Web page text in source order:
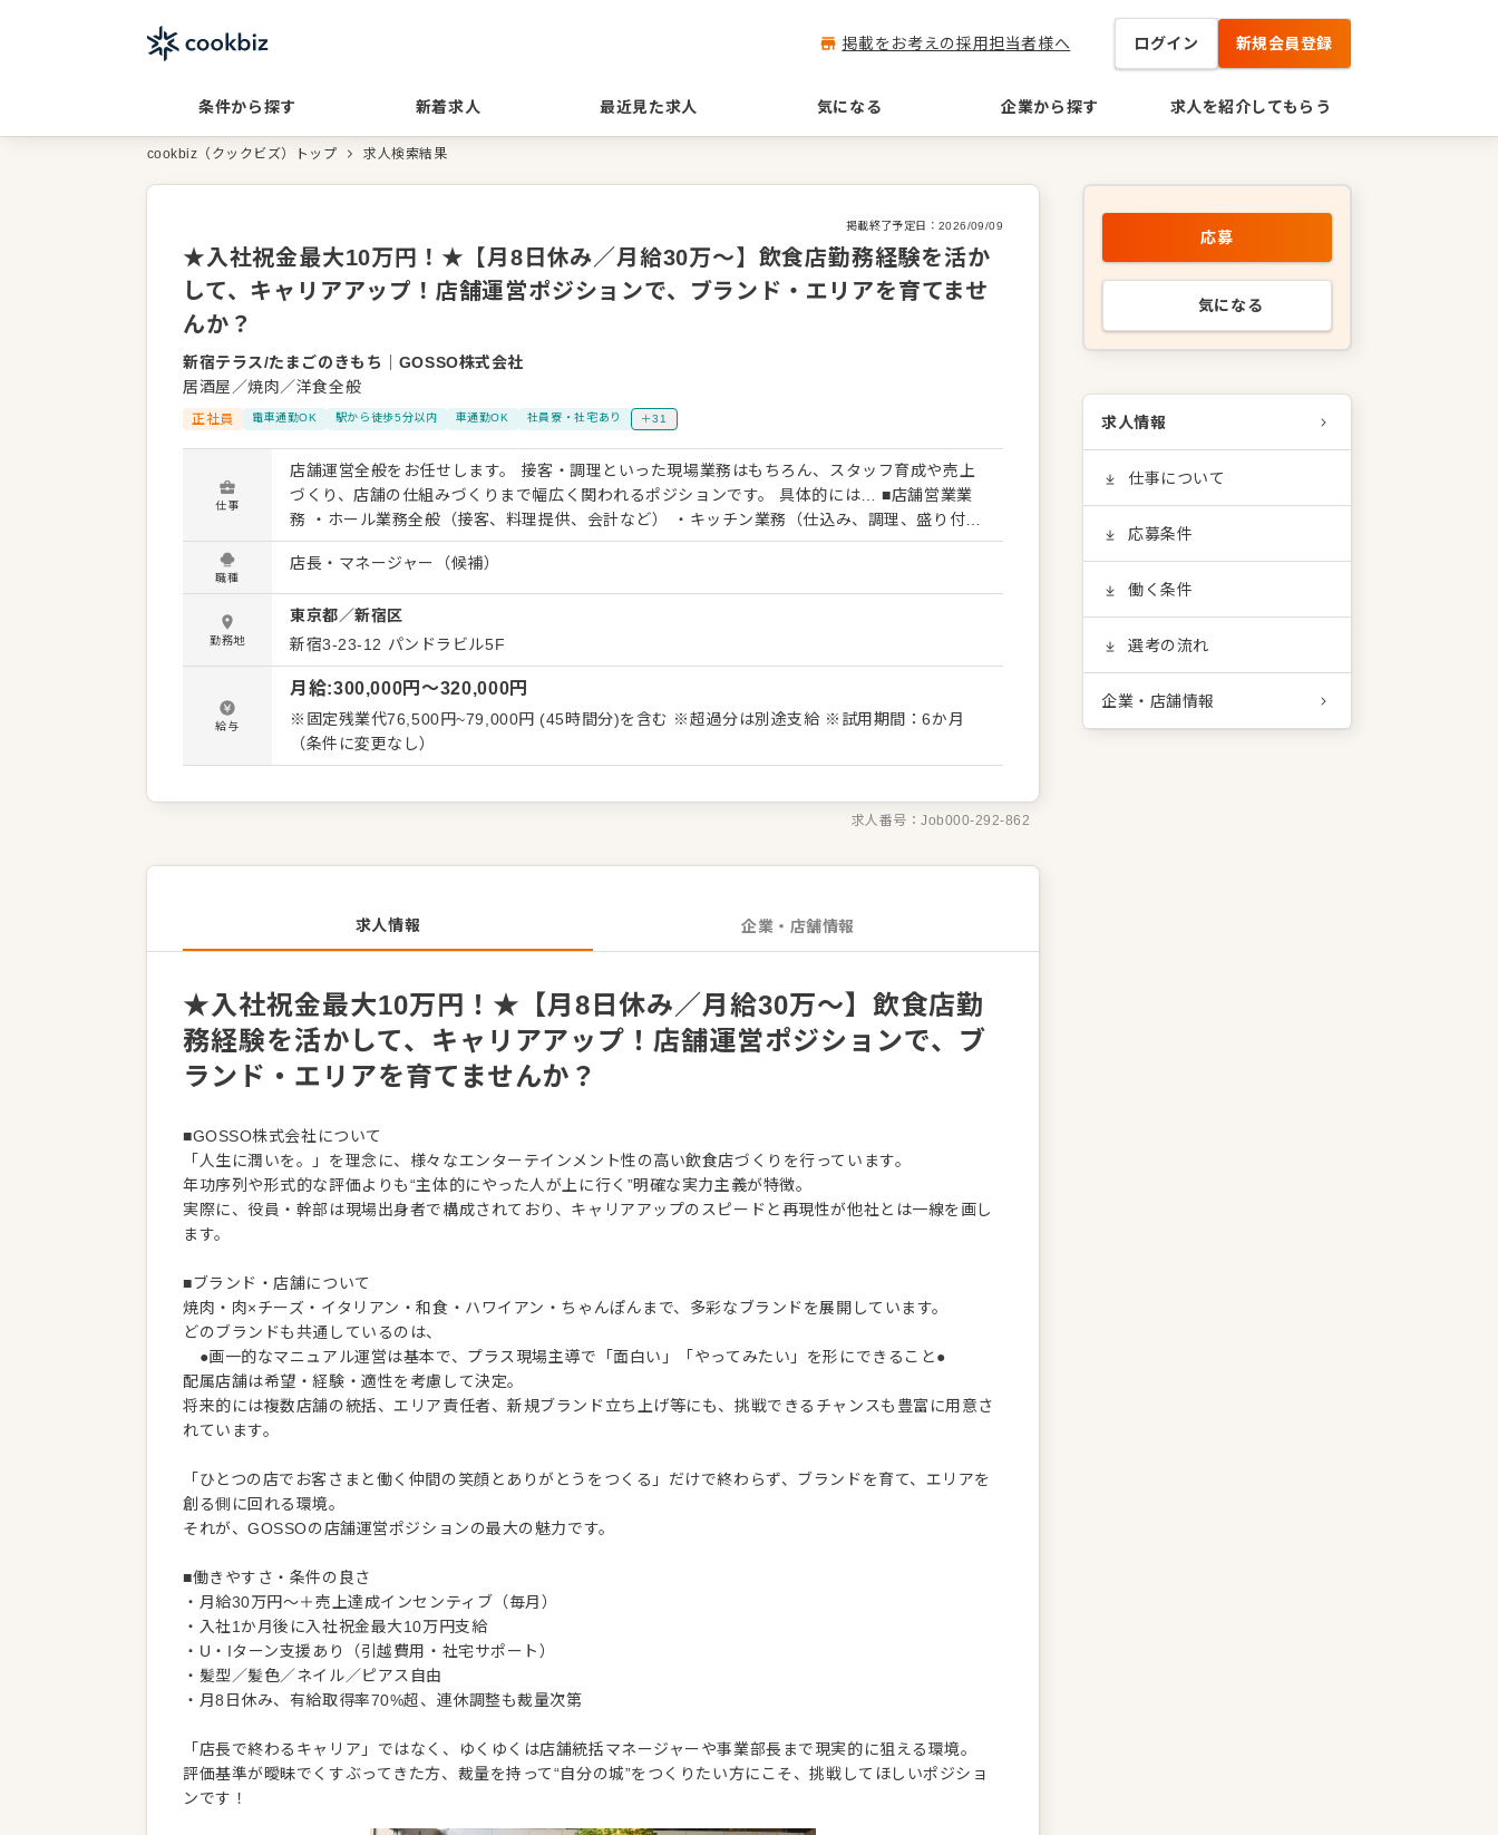
掲載をお考えの採用担当者様へ ログイン 新規会員登録
条件から探す 新着求人 最近見た求人 気になる 企業から探す 求人を紹介してもらう
cookbiz（クックビズ）トップ 求人検索結果
掲載終了予定日： 2026/09/09
★入社祝金最大10万円！★【月8日休み／月給30万～】飲食店勤務経験を活か
して、キャリアアップ！店舗運営ポジションで、ブランド・エリアを育てませ
んか？
新宿テラス/たまごのきもち
GOSSO株式会社
居酒屋／焼肉／洋食全般
正社員 電車通勤OK 駅から徒歩5分以内 車通勤OK 社員寮・社宅あり ＋31
仕事
店舗運営全般をお任せします。 接客・調理といった現場業務はもちろん、スタッフ育成や売上
づくり、店舗の仕組みづくりまで幅広く関われるポジションです。 具体的には… ■店舗営業業
務 ・ホール業務全般（接客、料理提供、会計など） ・キッチン業務（仕込み、調理、盛り付
け） ・清掃・衛生管理の徹底 ・お客様の声を活かしたサービス改善 ■店舗運営・マネジメント
業務 ・アルバイトスタッフの採用、育成、指導 ・シフト管理、人員配置の調整 ・売上管理、
発注業務 ・SNS更新やイベント企画などのプロモーション活動 ・メニュー開発、季節限定商品
のアイデア出し 将来的には、エリアを牽引するリーダーや、 本部ポジションへのキャリアアッ
プも目指せる環境。 年功序列ではなく、実力と行動力を正当に評価します。 ---------------------
------------- 東京本部からの細かな指示はなく、 エリアならではの採用ルールや店舗文化、運営
スタイルは現場主導。 「どんなお店にしたいか」「どんなチームをつくるか」を自分の裁量で
形にできます。 日々の営業を通して店舗の状況や課題を把握しながら、 お客様に愛され、スタ
ッフがイキイキと働けるお店を目指して、 メンバーと一緒に改善・挑戦を重ねていきます！
職種
店長・マネージャー（候補）
勤務地
東京都／新宿区
新宿3-23-12 パンドラビル5F
給与
月給:300,000円〜320,000円
※固定残業代76,500円~79,000円 (45時間分)を含む ※超過分は別途支給 ※試用期間：6か月
（条件に変更なし）
求人番号：Job000-292-862
求人情報 企業・店舗情報
★入社祝金最大10万円！★【月8日休み／月給30万～】飲食店勤
務経験を活かして、キャリアアップ！店舗運営ポジションで、ブ
ランド・エリアを育てませんか？
■GOSSO株式会社について
「人生に潤いを。」を理念に、様々なエンターテインメント性の高い飲食店づくりを行っています。
年功序列や形式的な評価よりも“主体的にやった人が上に行く”明確な実力主義が特徴。
実際に、役員・幹部は現場出身者で構成されており、キャリアアップのスピードと再現性が他社とは一線を画し
ます。
■ブランド・店舗について
焼肉・肉×チーズ・イタリアン・和食・ハワイアン・ちゃんぽんまで、多彩なブランドを展開しています。
どのブランドも共通しているのは、
●画一的なマニュアル運営は基本で、プラス現場主導で「面白い」「やってみたい」を形にできること●
配属店舗は希望・経験・適性を考慮して決定。
将来的には複数店舗の統括、エリア責任者、新規ブランド立ち上げ等にも、挑戦できるチャンスも豊富に用意さ
れています。
「ひとつの店でお客さまと働く仲間の笑顔とありがとうをつくる」だけで終わらず、ブランドを育て、エリアを
創る側に回れる環境。
それが、GOSSOの店舗運営ポジションの最大の魅力です。
■働きやすさ・条件の良さ
・月給30万円～＋売上達成インセンティブ（毎月）
・入社1か月後に入社祝金最大10万円支給
・U・Iターン支援あり（引越費用・社宅サポート）
・髪型／髪色／ネイル／ピアス自由
・月8日休み、有給取得率70%超、連休調整も裁量次第
「店長で終わるキャリア」ではなく、ゆくゆくは店舗統括マネージャーや事業部長まで現実的に狙える環境。
評価基準が曖昧でくすぶってきた方、裁量を持って“自分の城”をつくりたい方にこそ、挑戦してほしいポジショ
ンです！
応募
気になる
求人情報
仕事について
応募条件
働く条件
選考の流れ
企業・店舗情報